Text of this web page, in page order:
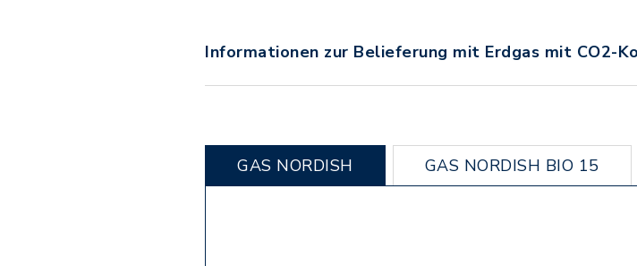
Informationen zur Belieferung mit Erdgas mit CO2-
GAS NORDISH GAS NORDISH BIO 15